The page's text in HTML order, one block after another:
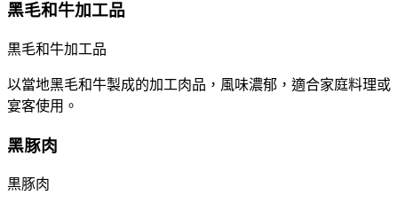
黑毛和牛加工品
黒毛和牛加工品
以當地黑毛和牛製成的加工肉品，風味濃郁，適合家庭料理或
宴客使用。
黑豚肉
黒豚肉